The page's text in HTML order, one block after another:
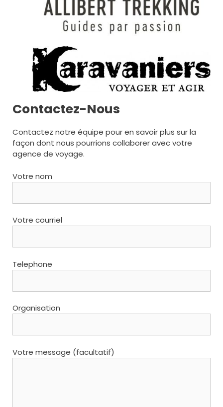
Contactez-Nous
Contactez notre équipe pour en savoir plus sur la
façon dont nous pourrions collaborer avec votre
agence de voyage.
Votre nom
Votre courriel
Telephone
Organisation
Votre message (facultatif)